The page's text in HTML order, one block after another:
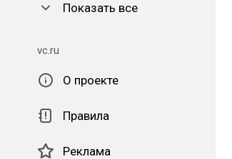
Показать все
vc.ru
О проекте
Правила
Реклама